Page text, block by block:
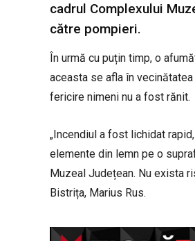
cadrul Complexului
către pompieri.
În urmă cu puțin timp, o
aceasta se afla în
fericire nimeni nu a fost rănit.
„Incendiul a fost lichidat
elemente din lemn pe o
Muzeal Județean. Nu exista
Bistrița, Marius Rus.